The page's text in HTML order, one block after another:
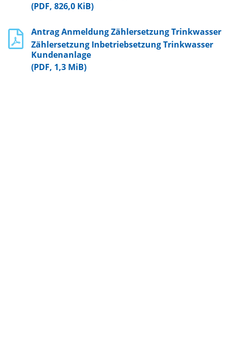
(PDF, 826,0 KiB)
Antrag Anmeldung Zählersetzung Trinkwasser
Zählersetzung Inbetriebsetzung Trinkwasser
Kundenanlage
(PDF, 1,3 MiB)